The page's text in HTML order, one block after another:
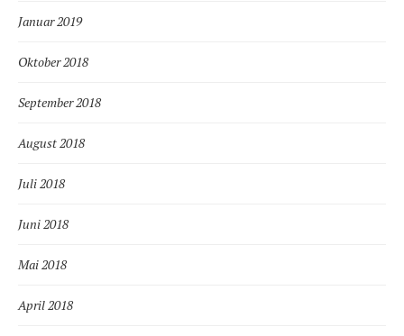
Januar 2019
Oktober 2018
September 2018
August 2018
Juli 2018
Juni 2018
Mai 2018
April 2018